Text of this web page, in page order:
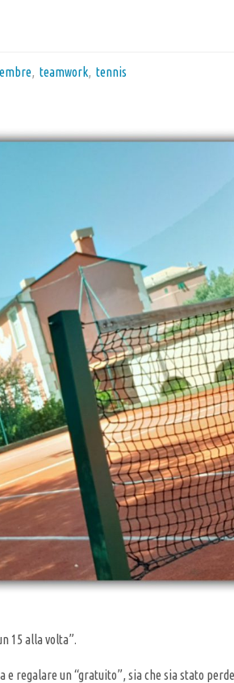
, teamwork, tennis
15 alla volta”.
regalare un “gratuito”, sia che sia stato